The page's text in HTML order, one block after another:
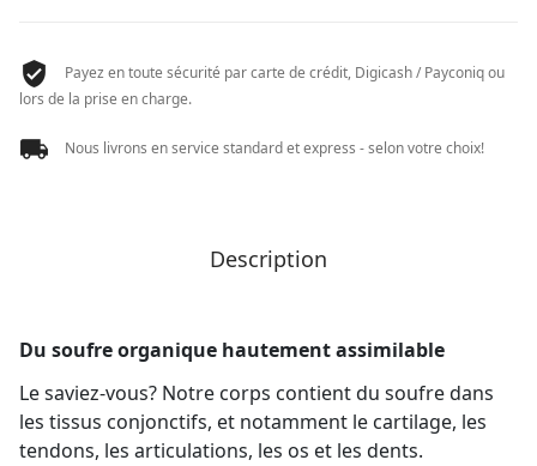
Payez en toute sécurité par carte de crédit, Digicash / Payconiq ou
lors de la prise en charge.
Nous livrons en service standard et express - selon votre choix!
Description
Du soufre organique hautement assimilable
Le saviez-vous? Notre corps contient du soufre dans
les tissus conjonctifs, et notamment le cartilage, les
tendons, les articulations, les os et les dents.